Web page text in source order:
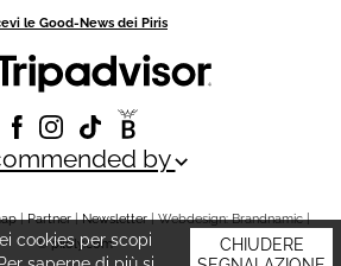
bykeyboard_arrow_down
le Good-News dei Piris
|Partner|Newsletter| Webdesign: Brandnamic |
© piloly.com
cookies per scopi
CHIUDERE